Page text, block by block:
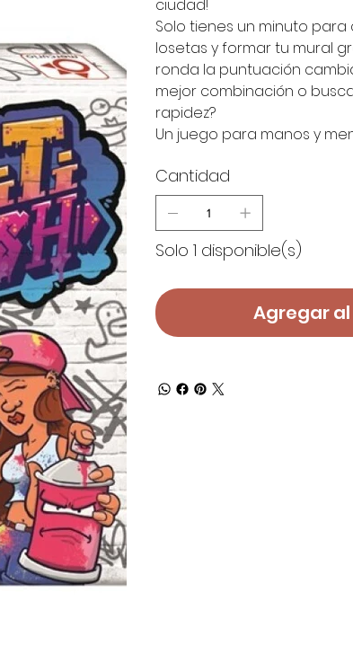
ciudad!
Solo tienes un minuto
losetas y formar tu mural
ronda la puntuación
mejor combinación o
rapidez?
Un juego para manos y
Cantidad
Solo 1 disponible(s)
Agregar